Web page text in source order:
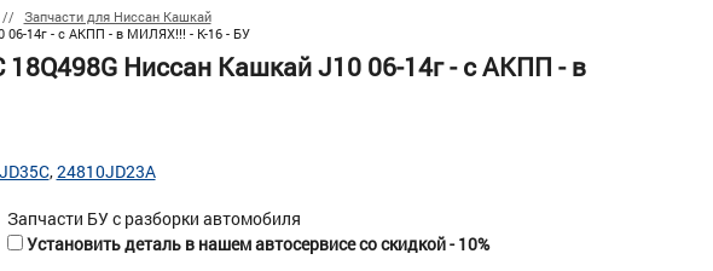
Запчасти для Ниссан Кашкай
06-14г - с AКПП - в МИЛЯХ!!! - К-16 - БУ
Ниссан Кашкай J10 06-14г - с AКПП - в
JD35C 24810JD23A
Запчасти БУ с разборки автомобиля
Установить деталь в нашем автосервисе со скидкой - 10%